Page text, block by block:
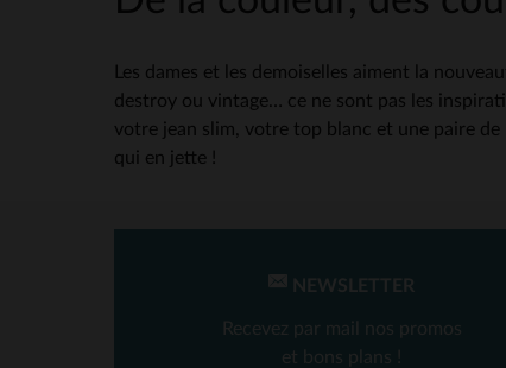
Les dames et les demoiselles aiment la
destroy ou vintage… ce ne sont pas les
votre jean slim, votre top blanc et une paire
qui en jette !
NEWSLETTER
Recevez par mail nos promos
et bons plans !